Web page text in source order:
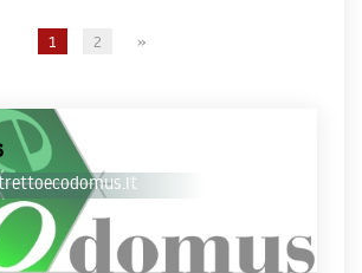
1 2 »